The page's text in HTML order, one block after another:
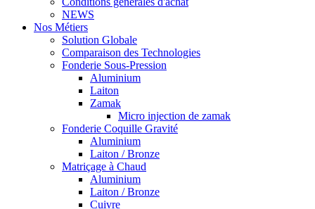
NEWS
Nos Métiers
Solution Globale
Comparaison des Technologies
Fonderie Sous-Pression
Aluminium
Laiton
Zamak
Micro injection de zamak
Fonderie Coquille Gravité
Aluminium
Laiton / Bronze
Matriçage à Chaud
Aluminium
Laiton / Bronze
Cuivre